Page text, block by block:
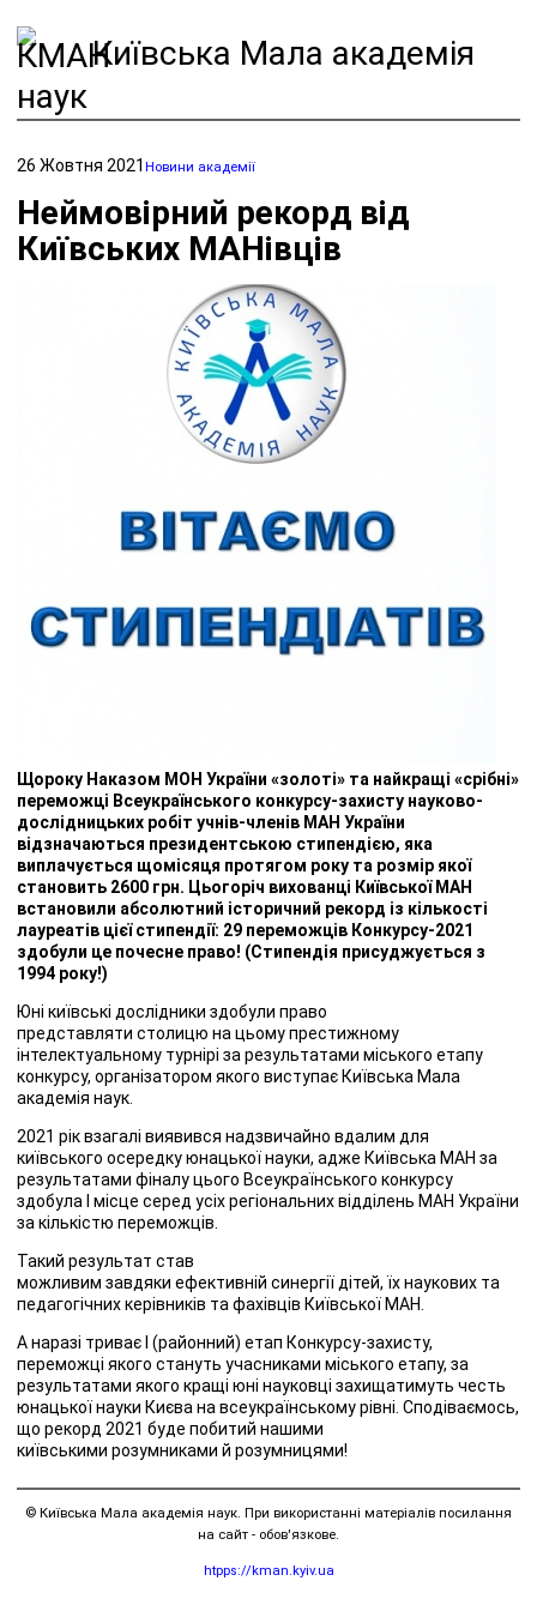
Київська Мала академія
наук
26 Жовтня 2021 Новини академії
Неймовірний рекорд від
Київських МАНівців
Щороку Наказом МОН України «золоті» та найкращі «срібні»
переможці Всеукраїнського конкурсу-захисту науково-
дослідницьких робіт учнів-членів МАН України
відзначаються президентською стипендією, яка
виплачується щомісяця протягом року та розмір якої
становить 2600 грн. Цьогоріч вихованці Київської МАН
встановили абсолютний історичний рекорд із кількості
лауреатів цієї стипендії: 29 переможців Конкурсу-2021
здобули це почесне право! (Стипендія присуджується з
1994 року!)
Юні київські дослідники здобули право
представляти столицю на цьому престижному
інтелектуальному турнірі за результатами міського етапу
конкурсу, організатором якого виступає Київська Мала
академія наук.
2021 рік взагалі виявився надзвичайно вдалим для
київського осередку юнацької науки, адже Київська МАН за
результатами фіналу цього Всеукраїнського конкурсу
здобула І місце серед усіх регіональних відділень МАН України
за кількістю переможців.
Такий результат став
можливим завдяки ефективній синергії дітей, їх наукових та
педагогічних керівників та фахівців Київської МАН.
А наразі триває І (районний) етап Конкурсу-захисту,
переможці якого стануть учасниками міського етапу, за
результатами якого кращі юні науковці захищатимуть честь
юнацької науки Києва на всеукраїнському рівні. Сподіваємось,
що рекорд 2021 буде побитий нашими
київськими розумниками й розумницями!
© Київська Мала академія наук. При використанні матеріалів посилання
на сайт - обов'язкове.
htpps://kman.kyiv.ua